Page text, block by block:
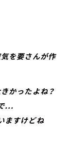
を要さんが作
かったよね？
...
ますけどね